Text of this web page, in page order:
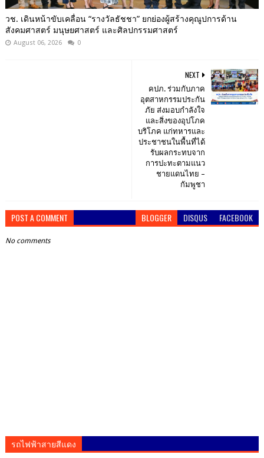
วช. เดินหน้าขับเคลื่อน “รางวัลธัชชา” ยกย่องผู้สร้างคุณูปการด้าน
สังคมศาสตร์ มนุษยศาสตร์ และศิลปกรรมศาสตร์
August 06, 2026 0
NEXT
คปภ. ร่วมกับภาค
อุตสาหกรรมประกัน
ภัย ส่งมอบกำลังใจ
และสิ่งของอุปโภค
บริโภค แก่ทหารและ
ประชาชนในพื้นที่ได้
รับผลกระทบจาก
การปะทะตามแนว
ชายแดนไทย –
กัมพูชา
POST A COMMENT BLOGGER DISQUS FACEBOOK
No comments
รถไฟฟ้าสายสีแดง